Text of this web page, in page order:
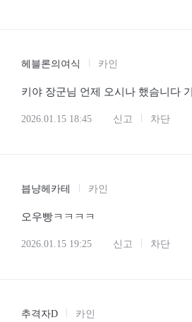
헤블론의여식 카인
키야 장군님 언제 오시나 했슴니다
2026.01.15 18:45 신고 차단
븝냥헤카테 카인
오우빵ㅋㅋㅋㅋ
2026.01.15 19:25 신고 차단
추격자D 카인